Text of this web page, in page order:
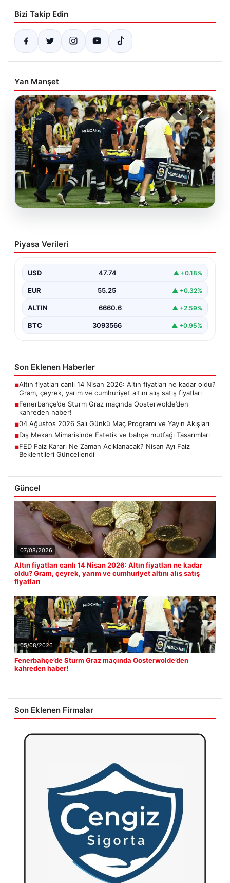
Bizi Takip Edin
Yan Manşet
05.08.2026
Fenerbahçe’de Sturm Graz maçında
Oosterwolde’den kahreden haber!
Piyasa Verileri
USD 47.74 ▲ +0.18%
EUR 55.25 ▲ +0.32%
ALTIN 6660.6 ▲ +2.59%
BTC 3093566 ▲ +0.95%
Son Eklenen Haberler
■Altın fiyatları canlı 14 Nisan 2026: Altın fiyatları ne kadar oldu?
Gram, çeyrek, yarım ve cumhuriyet altını alış satış fiyatları
■Fenerbahçe’de Sturm Graz maçında Oosterwolde’den
kahreden haber!
■04 Ağustos 2026 Salı Günkü Maç Programı ve Yayın Akışları
■Dış Mekan Mimarisinde Estetik ve bahçe mutfağı Tasarımları
■FED Faiz Kararı Ne Zaman Açıklanacak? Nisan Ayı Faiz
Beklentileri Güncellendi
Güncel
07/08/2026
Altın fiyatları canlı 14 Nisan 2026: Altın fiyatları ne kadar
oldu? Gram, çeyrek, yarım ve cumhuriyet altını alış satış
fiyatları
05/08/2026
Fenerbahçe’de Sturm Graz maçında Oosterwolde’den
kahreden haber!
Son Eklenen Firmalar